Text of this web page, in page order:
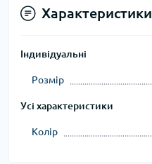
Характеристики
Індивідуальні
Розмір
Усі характеристики
Колір